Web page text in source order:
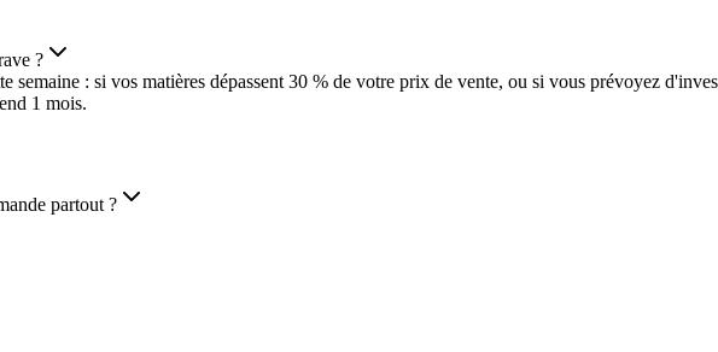
?
semaine : si vos matières dépassent 30 % de votre prix de vente, ou si vous prévoyez
1 mois.
partout ?